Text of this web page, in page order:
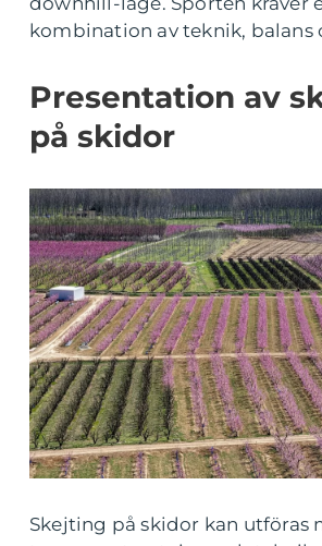
kombination av teknik, balans
Presentation av
på skidor
Skejting på skidor kan utföras